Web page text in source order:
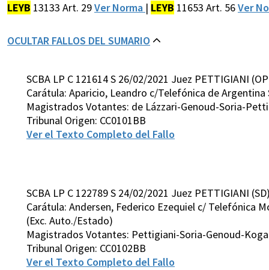
LEYB 13133 Art. 29Ver Norma | LEYB 11653 Art. 56Ver
OCULTAR FALLOS DEL SUMARIO
SCBA LP C 121614 S 26/02/2021 Juez PETTIGIANI
Carátula: Aparicio, Leandro c/Telefónica de Argentina
Magistrados Votantes: de Lázzari-Genoud-Soria-
Tribunal Origen: CC0101BB
Ver el Texto Completo del Fallo
SCBA LP C 122789 S 24/02/2021 Juez PETTIGIANI
Carátula: Andersen, Federico Ezequiel c/ Telefónica
(Exc. Auto./Estado)
Magistrados Votantes: Pettigiani-Soria-Genoud-
Tribunal Origen: CC0102BB
Ver el Texto Completo del Fallo